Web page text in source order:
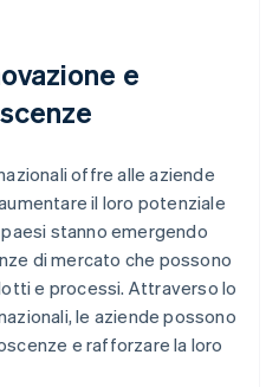
e
offre alle aziende
il loro potenziale
stanno emergendo
di mercato che possono
e processi. Attraverso lo
le aziende possono
e rafforzare la loro